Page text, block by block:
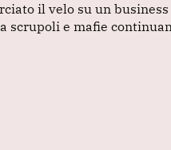
il velo su un business
scrupoli e mafie